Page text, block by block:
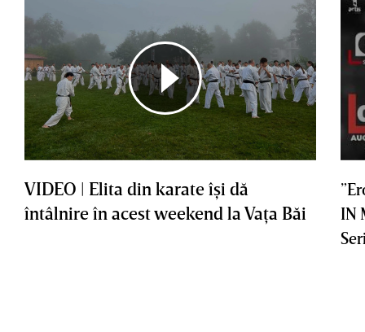
VIDEO | Elita din karate îşi dă
întâlnire în acest weekend la Vaţa Băi
IN